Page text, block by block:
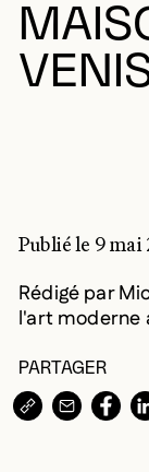
Publié le 9 mai
Rédigé par
l'art moderne
PARTAGER
COPIER